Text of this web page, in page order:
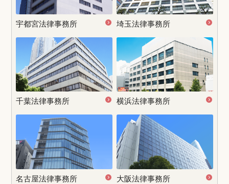
宇都宮法律事務所 埼玉法律事務所
千葉法律事務所 横浜法律事務所
名古屋法律事務所 大阪法律事務所